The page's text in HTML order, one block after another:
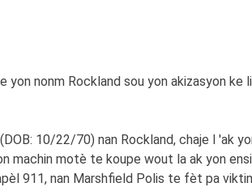
yon nonm Rockland sou yon akizasyon
10/22/70) nan Rockland, chaje l 'ak
machin motè te koupe wout la ak yon
911, nan Marshfield Polis te fèt pa